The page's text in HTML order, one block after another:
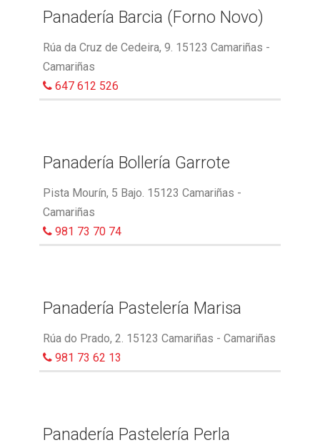
Panadería Barcia (Forno Novo)
Rúa da Cruz de Cedeira, 9. 15123 Camariñas -
Camariñas
647 612 526
Panadería Bollería Garrote
Pista Mourín, 5 Bajo. 15123 Camariñas -
Camariñas
981 73 70 74
Panadería Pastelería Marisa
Rúa do Prado, 2. 15123 Camariñas - Camariñas
981 73 62 13
Panadería Pastelería Perla